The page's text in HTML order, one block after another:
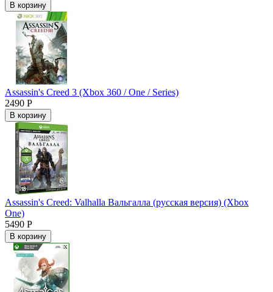
В корзину
Assassin's Creed 3 (Xbox 360 / One / Series)
2490 Р
В корзину
Assassin's Creed: Valhalla Вальгалла (русская версия) (Xbox
One)
5490 Р
В корзину